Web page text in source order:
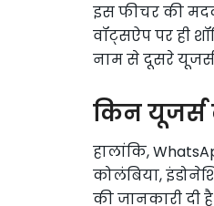
इस फीचर की
वॉट्सऐप पर ही
नाम से दूसरे
किन यूजर्स
हालांकि,
कोलंबिया,
की जानकारी दी